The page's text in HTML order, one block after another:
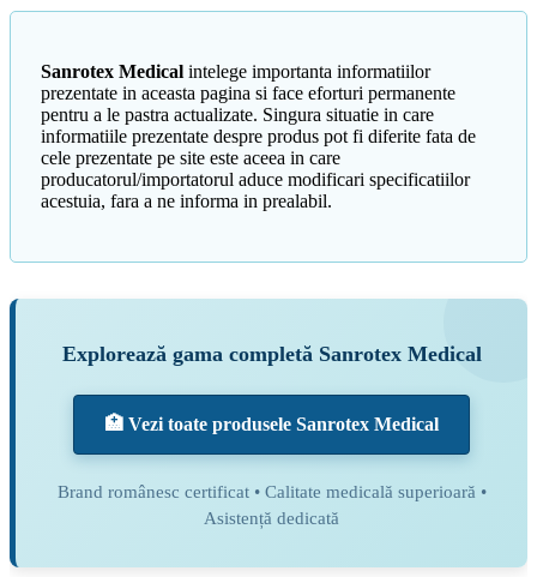
Sanrotex Medical intelege importanta informatiilor
prezentate in aceasta pagina si face eforturi permanente
pentru a le pastra actualizate. Singura situatie in care
informatiile prezentate despre produs pot fi diferite fata de
cele prezentate pe site este aceea in care
producatorul/importatorul aduce modificari specificatiilor
acestuia, fara a ne informa in prealabil.
Explorează gama completă Sanrotex Medical
🏥 Vezi toate produsele Sanrotex Medical
Brand românesc certificat • Calitate medicală superioară •
Asistență dedicată